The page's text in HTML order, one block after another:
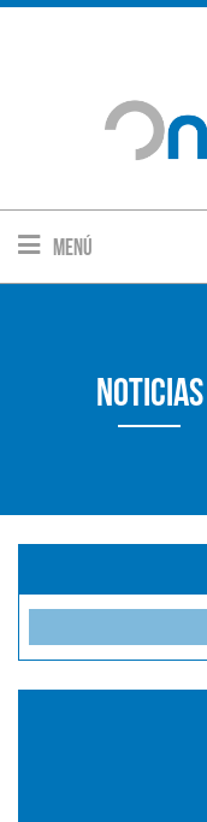
Menú
Noticias